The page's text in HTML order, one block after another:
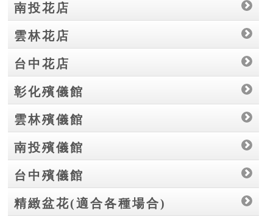
南投花店
雲林花店
台中花店
彰化殯儀館
雲林殯儀館
南投殯儀館
台中殯儀館
精緻盆花(適合各種場合)